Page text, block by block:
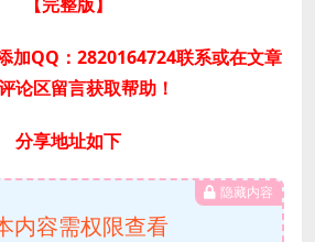
加QQ：2820164724联系或在文章
论区留言获取帮助！
分享地址如下
隐藏内容
内容需权限查看